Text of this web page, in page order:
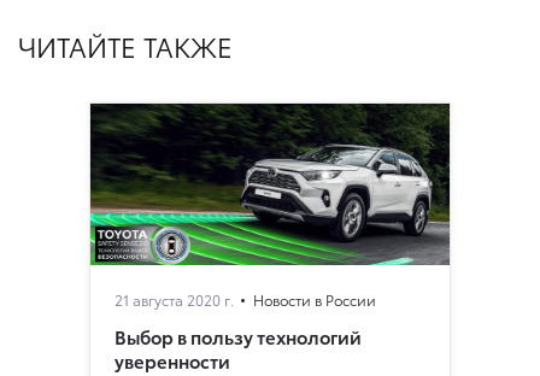
ЧИТАЙТЕ ТАКЖЕ
21 августа 2020 г. Новости в России
Выбор в пользу технологий
уверенности